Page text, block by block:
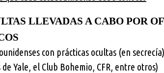
LLEVADAS A CABO POR
con prácticas ocultas (en
Yale, el Club Bohemio, CFR, entre otros)